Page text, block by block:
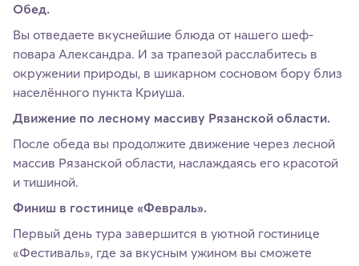
Обед.
Вы отведаете вкуснейшие блюда от нашего шеф-
повара Александра. И за трапезой расслабитесь в
окружении природы, в шикарном сосновом бору близ
населённого пункта Криуша.
Движение по лесному массиву Рязанской области.
После обеда вы продолжите движение через лесной
массив Рязанской области, наслаждаясь его красотой
и тишиной.
Финиш в гостинице «Февраль».
Первый день тура завершится в уютной гостинице
«Фестиваль», где за вкусным ужином вы сможете